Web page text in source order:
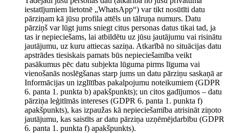
iestatījumiem lietotnē „WhatsApp“) var tikt nosūtīti datu
pārziņam kā jūsu profila attēls un tālruņa numurs. Datu
pārziņš var lūgt jums sniegt citus personas datus tikai tad, ja
tas ir nepieciešams, lai atbildētu uz jūsu jautājumu vai risinātu
jautājumu, uz kuru attiecas saziņa. Atkarībā no situācijas datu
apstrādes tiesiskais pamats būs nepieciešamība veikt
pasākumus pēc datu subjekta lūguma pirms līguma vai
vienošanās noslēgšanas starp jums un datu pārziņu saskaņā ar
Informācijas un izglītības pakalpojumu noteikumiem (GDPR
6. panta 1. punkta b) apakšpunkts); un citos gadījumos – datu
pārziņa leģitīmās intereses (GDPR 6. panta 1. punkta f)
apakšpunkts), kas izpaužas kā nepieciešamība atrisināt ziņoto
jautājumu, kas saistīts ar datu pārziņa uzņēmējdarbību (GDPR
6. panta 1. punkta f) apakšpunkts).